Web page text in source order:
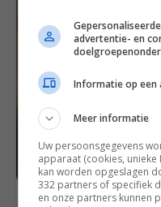
advertentie- en
Informatie op een
Meer informatie
Uw persoonsgegevens
apparaat (cookies,
kan worden opgeslagen
332 partners of specifiek
en onze partners kunnen